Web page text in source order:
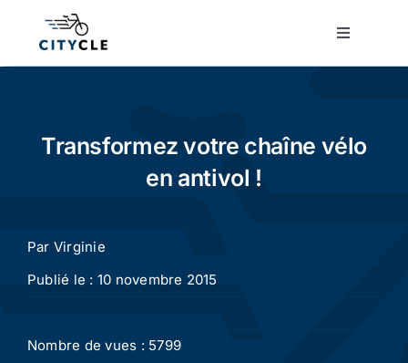
Toggle
Cyclisme urbain
Matériel
Transformez votre chaîne vélo
en antivol !
Par Virginie
Publié le : 10 novembre 2015
Nombre de vues : 5799